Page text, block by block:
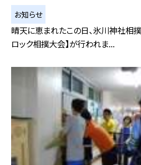
お知らせ
晴天に恵まれたこの日、氷川神社相
ロック相撲大会】が行われま...